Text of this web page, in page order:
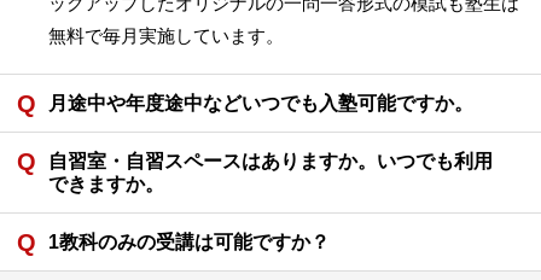
無料で毎月実施しています。
月途中や年度途中などいつでも入塾可能ですか。
自習室・自習スペースはありますか。いつでも利用
できますか。
1教科のみの受講は可能ですか？